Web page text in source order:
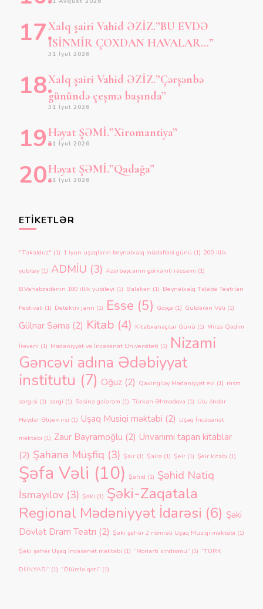
Xalq şairi Vahid ƏZİZ.”BU EVDƏ
İSİNMİR ÇOXDAN HAVALAR…”
31 İyul 2026
Xalq şairi Vahid ƏZİZ.”Çərşənbə
günündə çeşmə başında”
31 İyul 2026
Həyat ŞƏMİ.”Xiromantiya”
31 İyul 2026
Həyat ŞƏMİ.”Qadağa”
31 İyul 2026
ETIKETLƏR
"Təkəlduz" (1) 1 iyun uşaqların beynəlxalq müdafiəsi günü (1) 200 illik
yubiley (1) ADMİU (3) Azərbaycanın görkəmli rəssamı (1)
B.Vahabzadənin 100 illik yubileyi (1) Balakən (1) Beynəlxalq Tələbə Teatrları
Festivalı (1) Detektiv janrı (1) Esse (5) Göyçə (1) Güldərən Vəli (1)
Gülnar Səma (2) Kitab (4) Kitabxanaçılar Günü (1) Mirzə Qədim
İrəvani (1) Mədəniyyət və İncəsənət Universiteti (1) Nizami
Gəncəvi adına Ədəbiyyat
institutu (7) Oğuz (2) Qaxingiloy Mədəniyyət evi (1) rəsm
sərgisi (1) sərgi (1) Səsinə gələrəm (1) Türkan Əhmədova (1) Ulu öndər
Heydər Əliyev irsi (1) Uşaq Musiqi məktəbi (2) Uşaq İncəsənət
məktəbi (1) Zaur Bayramoğlu (2) Ünvanımı tapan kitablar
(2) Şahanə Müşfiq (3) Şair (1) Şairə (1) Şeir (1) Şeir kitabı (1)
Şəfa Vəli (10) Şəhid (1) Şəhid Natiq
İsmayılov (3) Şəki (1) Şəki-Zaqatala
Regional Mədəniyyət İdarəsi (6) Şəki
Dövlət Dram Teatrı (2) Şəki şəhər 2 nömrəli Uşaq Musiqi məktəbi (1)
Şəki şəhər Uşaq İncəsənət məktəbi (1) “Moriarti sindromu” (1) “TÜRK
DÜNYASI” (1) “Ölümlə qətl” (1)